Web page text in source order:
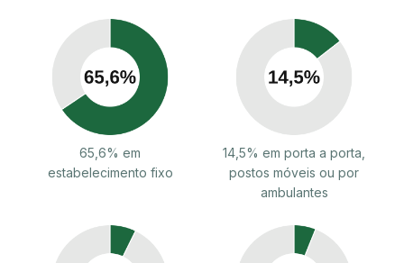
65,6% em
estabelecimento fixo
14,5% em porta a porta,
postos móveis ou por
ambulantes